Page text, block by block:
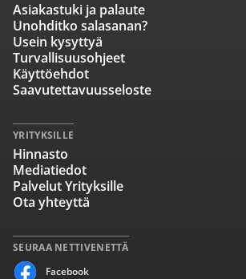
SEURAA NETTIVENETTÄ
Facebook
Asiakastuki ja palaute
Unohditko salasanan?
Usein kysyttyä
Turvallisuusohjeet
Käyttöehdot
Saavutettavuusseloste
YRITYKSILLE
Hinnasto
Mediatiedot
Palvelut Yrityksille
Ota yhteyttä